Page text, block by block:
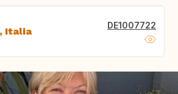
Italia DE1007722